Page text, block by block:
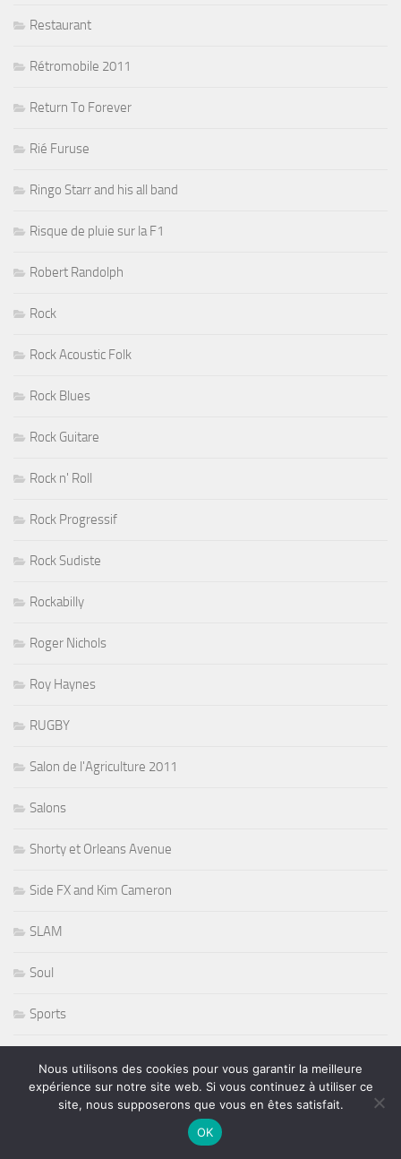
Restaurant
Rétromobile 2011
Return To Forever
Rié Furuse
Ringo Starr and his all band
Risque de pluie sur la F1
Robert Randolph
Rock
Rock Acoustic Folk
Rock Blues
Rock Guitare
Rock n' Roll
Rock Progressif
Rock Sudiste
Rockabilly
Roger Nichols
Roy Haynes
RUGBY
Salon de l'Agriculture 2011
Salons
Shorty et Orleans Avenue
Side FX and Kim Cameron
SLAM
Soul
Sports
Sting
Nous utilisons des cookies pour vous garantir la meilleure
expérience sur notre site web. Si vous continuez à utiliser ce
site, nous supposerons que vous en êtes satisfait.
OK